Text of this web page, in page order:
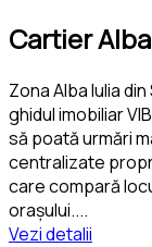
Cartier
Zona Alba Iulia
ghidul imobiliar
să poată urmări
centralizate
care compară
orașului....
Vezi detalii